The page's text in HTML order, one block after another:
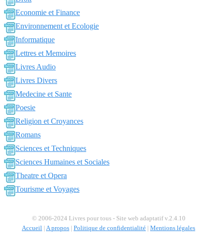
Economie et Finance
Environnement et Ecologie
Informatique
Lettres et Memoires
Livres Audio
Livres Divers
Medecine et Sante
Poesie
Religion et Croyances
Romans
Sciences et Techniques
Sciences Humaines et Sociales
Theatre et Opera
Tourisme et Voyages
© 2006-2024 Livres pour tous - Site web adaptatif v.2.4.10
Accueil A propos Politique de confidentialité Mentions légales